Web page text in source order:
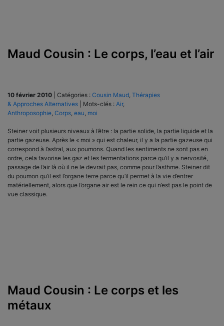
Maud Cousin : Le corps, l’eau et l’air
10 février 2010 Catégories : Cousin Maud, Thérapies
& Approches Alternatives
Mots-clés : Air,
Anthroposophie, Corps, eau, moi
Steiner voit plusieurs niveaux à l’être : la partie solide, la partie liquide et la
partie gazeuse. Après le « moi » qui est chaleur, il y a la partie gazeuse qui
correspond à l’astral, aux poumons. Quand les sentiments ne sont pas en
ordre, cela favorise les gaz et les fermentations parce qu’il y a nervosité,
passage de l’air là où il ne le devrait pas, comme pour l’asthme. Steiner dit
du poumon qu’il est l’organe terre parce qu’il permet à la vie d’entrer
matériellement, alors que l’organe air est le rein ce qui n’est pas le point de
vue classique.
Maud Cousin : Le corps et les
métaux